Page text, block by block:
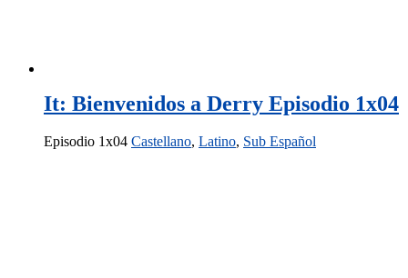
It: Bienvenidos a Derry Episodio 1x04
Episodio 1x04 Castellano, Latino, Sub Español